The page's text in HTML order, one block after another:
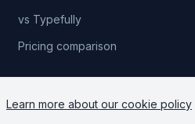
vs Typefully
Pricing comparison
Learn more about our cookie policy